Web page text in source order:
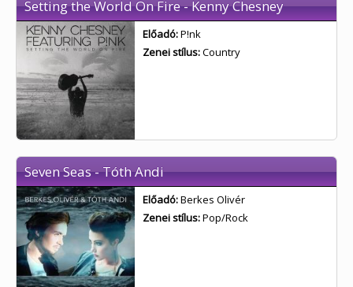
Setting the World On Fire - Kenny Chesney
Előadó:P!nk
Zenei stílus:Country
Seven Seas - Tóth Andi
Előadó:Berkes Olivér
Zenei stílus:Pop/Rock